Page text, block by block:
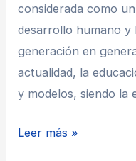
considerada como
desarrollo humano y
generación en
actualidad, la
y modelos, siendo la
La
Leer más »